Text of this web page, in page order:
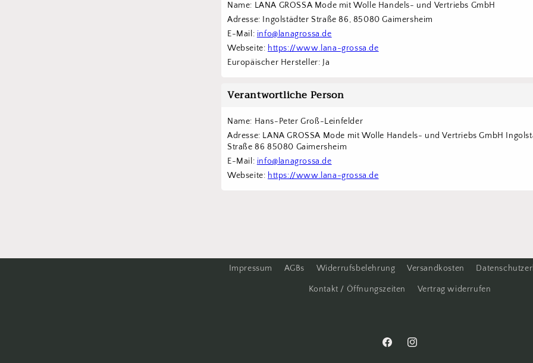
Name: LANA GROSSA Mode mit Wolle Handels- und Vertriebs GmbH
Adresse: Ingolstädter Straße 86, 85080 Gaimersheim
E-Mail: info@lanagrossa.de
Webseite: https://www.lana-grossa.de
Europäischer Hersteller: Ja
Verantwortliche Person
Name: Hans-Peter Groß-Leinfelder
Adresse: LANA GROSSA Mode mit Wolle Handels- und Vertriebs GmbH
Straße 86 85080 Gaimersheim
E-Mail: info@lanagrossa.de
Webseite: https://www.lana-grossa.de
Impressum AGBs Widerrufsbelehrung Versandkosten
Kontakt / Öffnungszeiten Vertrag widerrufen
FacebookInstagram